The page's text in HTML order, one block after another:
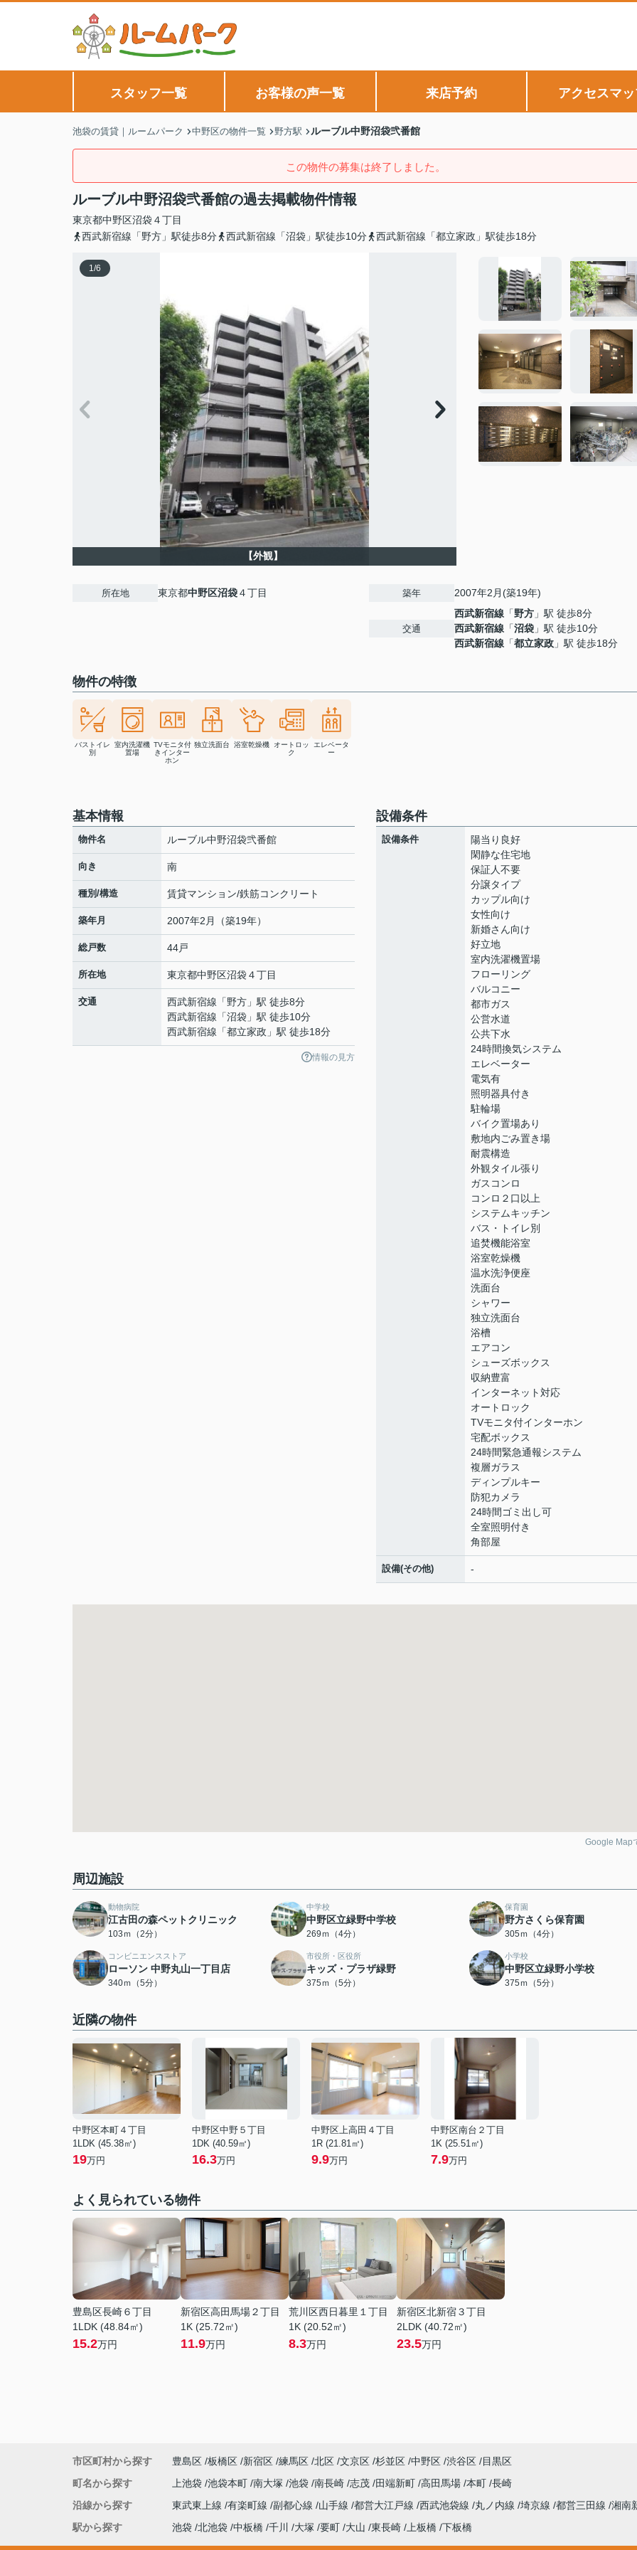
スタッフ一覧 お客様の声一覧 来店予約 アクセスマ
池袋の賃貸｜ルームパーク 中野区の物件一覧 野方駅 ルーブル中野沼袋弐番館
この物件の募集は終了しました。
ルーブル中野沼袋弐番館の過去掲載物件情報
東京都中野区沼袋４丁目
西武新宿線「野方」駅徒歩8分
西武新宿線「沼袋」駅徒歩10分 西武新宿線「都立家政」駅徒歩18分
1/6
【外観】
所在地 東京都中野区沼袋４丁目 築年 2007年2月(築19年)
交通
西武新宿線 「野方 」駅 徒歩8分
西武新宿線 「沼袋 」駅 徒歩10分
西武新宿線 「都立家政 」駅 徒歩18分
物件の特徴
バストイレ
別
室内洗濯機
置場
TVモニタ付
きインター
ホン
独立洗面台 浴室乾燥機
オートロッ
ク
エレベータ
ー
基本情報
物件名 ルーブル中野沼袋弐番館
向き 南
種別/構造 賃貸マンション/鉄筋コンクリート
築年月 2007年2月（築19年）
総戸数 44戸
所在地 東京都中野区沼袋４丁目
交通 西武新宿線 「野方 」駅 徒歩8分
西武新宿線 「沼袋 」駅 徒歩10分
西武新宿線 「都立家政 」駅 徒歩18分
情報の見方
設備条件
設備条件
陽当り良好
閑静な住宅地
保証人不要
分譲タイプ
カップル向け
女性向け
新婚さん向け
好立地
室内洗濯機置場
フローリング
バルコニー
都市ガス
公営水道
公共下水
24時間換気システム
エレベーター
電気有
照明器具付き
駐輪場
バイク置場あり
敷地内ごみ置き場
耐震構造
外観タイル張り
ガスコンロ
コンロ２口以上
システムキッチン
バス・トイレ別
追焚機能浴室
浴室乾燥機
温水洗浄便座
洗面台
シャワー
独立洗面台
浴槽
エアコン
シューズボックス
収納豊富
インターネット対応
オートロック
TVモニタ付インターホン
宅配ボックス
24時間緊急通報システム
複層ガラス
ディンプルキー
防犯カメラ
24時間ゴミ出し可
全室照明付き
角部屋
設備(その他) -
Google Map
周辺施設
動物病院
江古田の森ペットクリニック
103ｍ（2分）
中学校
中野区立緑野中学校
269ｍ（4分）
保育園
野方さくら保育園
305ｍ（4分）
コンビニエンスストア
ローソン 中野丸山一丁目店
340ｍ（5分）
市役所・区役所
キッズ・プラザ緑野
375ｍ（5分）
小学校
中野区立緑野小学校
375ｍ（5分）
近隣の物件
中野区本町４丁目
1LDK (45.38㎡)
19万円
中野区中野５丁目
1DK (40.59㎡)
16.3万円
中野区上高田４丁目
1R (21.81㎡)
9.9万円
中野区南台２丁目
1K (25.51㎡)
7.9万円
よく見られている物件
豊島区長崎６丁目
1LDK (48.84㎡)
15.2万円
新宿区高田馬場２丁目
1K (25.72㎡)
11.9万円
荒川区西日暮里１丁目
1K (20.52㎡)
8.3万円
新宿区北新宿３丁目
2LDK (40.72㎡)
23.5万円
市区町村から探す 豊島区 板橋区 新宿区 練馬区 北区 文京区 杉並区 中野区 渋谷区
目黒区
町名から探す
上池袋 池袋本町 南大塚 池袋 南長崎 志茂 田端新町 高田馬場 本町 長崎
沿線から探す
東武東上線 有楽町線 副都心線 山手線 都営大江戸線 西武池袋線 丸ノ内線 埼京線 都営三田線 湘南
駅から探す
池袋 北池袋 中板橋 千川 大塚 要町 大山 東長崎 上板橋 下板橋